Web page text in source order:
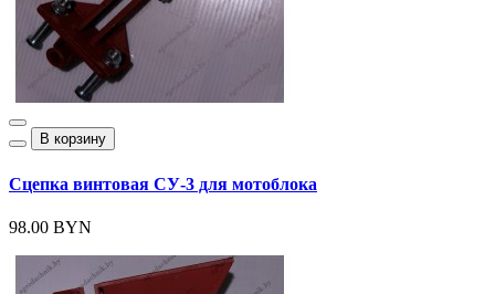
В корзину
Сцепка винтовая СУ-3 для мотоблока
98.00 BYN